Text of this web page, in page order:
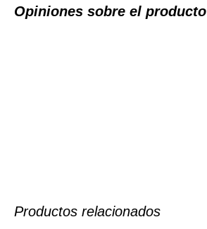
Opiniones sobre el producto
Productos relacionados